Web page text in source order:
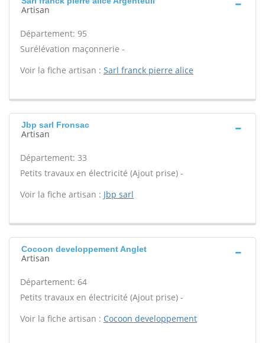
Artisan
Département: 95
Surélévation maçonnerie -
Voir la fiche artisan : Sarl franck pierre alice
Jbp sarl Fronsac
Artisan
Département: 33
Petits travaux en électricité (Ajout prise) -
Voir la fiche artisan : Jbp sarl
Cocoon developpement Anglet
Artisan
Département: 64
Petits travaux en électricité (Ajout prise) -
Voir la fiche artisan : Cocoon developpement